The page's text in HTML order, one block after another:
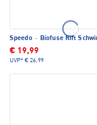
Speedo · Biofuse Rift
€ 19,99
UVP* € 26,99